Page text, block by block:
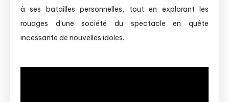
à ses batailles personnelles, tout en explorant les
rouages d’une société du spectacle en quête
incessante de nouvelles idoles.